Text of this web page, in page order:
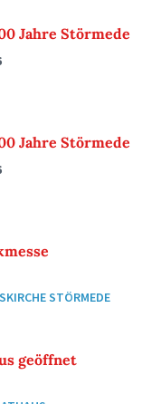
Jahre Störmede
Jahre Störmede
STÖRMEDE
geöffnet